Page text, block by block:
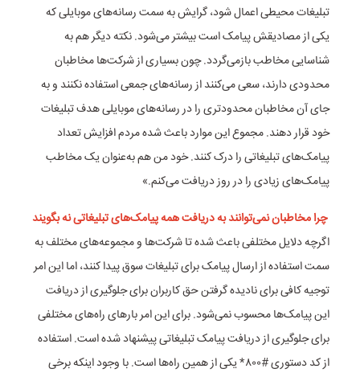
تبلیغات محیطی اعمال شود، گرایش به سمت رسانه‌های موبایلی که
یکی از مصادیقش پیامک است بیشتر می‌شود. نکته دیگر هم به
شناسایی مخاطب باز‌می‌گردد. چون بسیاری از شرکت‌ها مخاطبان
محدودی دارند، سعی می‌کنند از رسانه‌های جمعی استفاده نکنند و به
جای آن مخاطبان محدودتری را در رسانه‌های موبایلی هدف تبلیغات
خود قرار دهند. مجموع این موارد باعث شده مردم افزایش تعداد
پیامک‌های تبلیغاتی را درک کنند. خود من هم به‌عنوان یک مخاطب
پیامک‌های زیادی را در روز دریافت می‌کنم.»
چرا مخاطبان نمی‌توانند به دریافت همه پیامک‌های تبلیغاتی نه بگویند
اگرچه دلایل مختلفی باعث شده تا شرکت‌ها و مجموعه‌های مختلف به
سمت استفاده از ارسال پیامک برای تبلیغات سوق پیدا کنند، اما این امر
توجیه کافی برای نادیده گرفتن حق کاربران برای جلوگیری از دریافت
این پیامک‌ها محسوب نمی‌شود. برای این امر بار‌های راه‌های مختلفی
برای جلوگیری از دریافت پیامک تبلیغاتی پیشنهاد شده است. استفاده
از کد دستوری #۸۰۰* یکی از همین راه‌ها است. با وجود اینکه برخی